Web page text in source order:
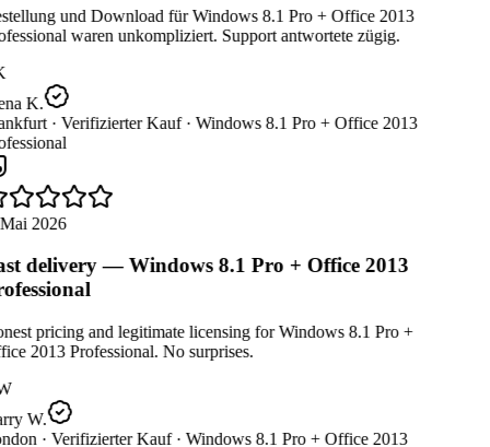
und Download für Windows 8.1 Pro + Office 2013
waren unkompliziert. Support antwortete zügig.
K.
· Verifizierter Kauf · Windows 8.1 Pro + Office 2013
2026
delivery — Windows 8.1 Pro + Office 2013
pricing and legitimate licensing for Windows 8.1 Pro +
2013 Professional. No surprises.
W.
· Verifizierter Kauf · Windows 8.1 Pro + Office 2013